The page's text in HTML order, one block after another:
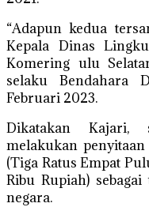
“Adapun kedua
Kepala Dinas
Komering ulu
selaku Bendahara
Februari 2023.
Dikatakan Kajari,
melakukan penyitaan
(Tiga Ratus Empat
Ribu Rupiah)
negara.